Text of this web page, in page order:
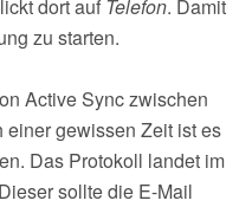
dort auf Telefon. Damit
zu starten.
Active Sync zwischen
gewissen Zeit ist es
Das Protokoll landet im
sollte die E-Mail